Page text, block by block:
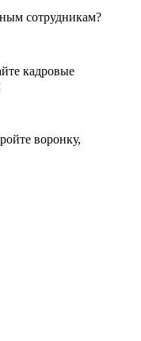
сотрудникам?
кадровые
воронку,